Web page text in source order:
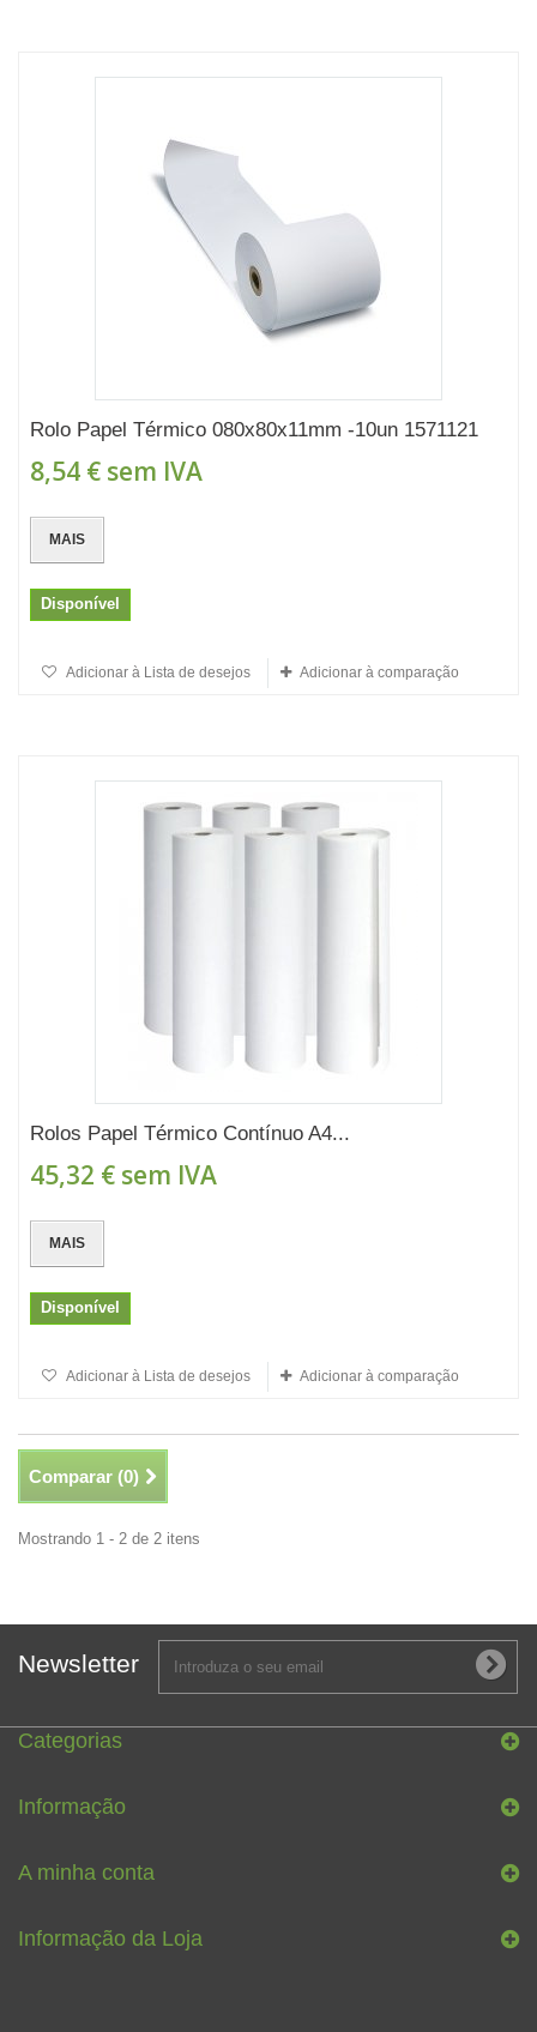
Rolo Papel Térmico 080x80x11mm -10un 1571121
8,54 € sem IVA
MAIS
Disponível
Adicionar à Lista de desejos Adicionar à comparação
Rolos Papel Térmico Contínuo A4...
45,32 € sem IVA
MAIS
Disponível
Adicionar à Lista de desejos Adicionar à comparação
Comparar (0)
Mostrando 1 - 2 de 2 itens
Newsletter
Categorias
Informação
A minha conta
Informação da Loja